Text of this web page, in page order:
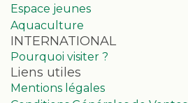
Espace jeunes
Aquaculture
INTERNATIONAL
Pourquoi visiter ?
Liens utiles
Mentions légales